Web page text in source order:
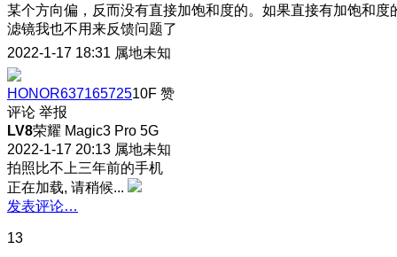
某个方向偏，反而没有直接加饱和度的。如果直接有加饱和度
滤镜我也不用来反馈问题了
2022-1-17 18:31 属地未知
HONOR63716572510F 赞
评论 举报
LV8荣耀 Magic3 Pro 5G
2022-1-17 20:13 属地未知
拍照比不上三年前的手机
正在加载, 请稍候...
发表评论…
13